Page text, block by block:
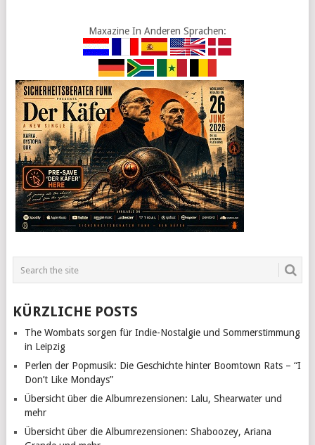
Maxazine In Anderen Sprachen:
KÜRZLICHE POSTS
The Wombats sorgen für Indie-Nostalgie und Sommerstimmung
in Leipzig
Perlen der Popmusik: Die Geschichte hinter Boomtown Rats – “I
Don’t Like Mondays”
Übersicht über die Albumrezensionen: Lalu, Shearwater und
mehr
Übersicht über die Albumrezensionen: Shaboozey, Ariana